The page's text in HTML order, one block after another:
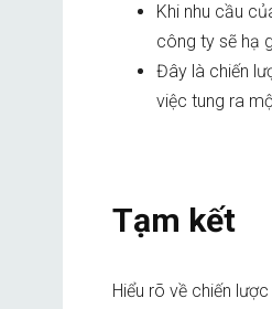
Khi nhu cầu
công ty sẽ hạ
Đây là chiến
việc tung ra
Tạm kết
Hiểu rõ về chiến